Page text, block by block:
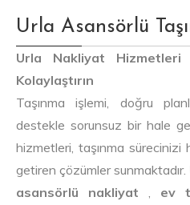
Urla Asansörlü
Urla Nakliyat Hizmetleri
Kolaylaştırın
Taşınma işlemi, doğru
destekle sorunsuz bir hale
hizmetleri, taşınma sürecinizi
getiren çözümler sunmaktadır.
asansörlü nakliyat , ev